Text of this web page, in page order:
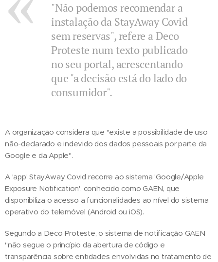
"Não podemos recomendar a
instalação da StayAway Covid
sem reservas", refere a Deco
Proteste num texto publicado
no seu portal, acrescentando
que "a decisão está do lado do
consumidor".
A organização considera que "existe a possibilidade de uso
não-declarado e indevido dos dados pessoais por parte da
Google e da Apple".
A 'app' StayAway Covid recorre ao sistema 'Google/Apple
Exposure Notification', conhecido como GAEN, que
disponibiliza o acesso a funcionalidades ao nível do sistema
operativo do telemóvel (Android ou iOS).
Segundo a Deco Proteste, o sistema de notificação GAEN
"não segue o princípio da abertura de código e
transparência sobre entidades envolvidas no tratamento de